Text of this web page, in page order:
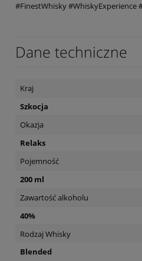
#FinestWhisky #WhiskyExperience
Dane techniczne
Kraj
Szkocja
Okazja
Relaks
Pojemność
200 ml
Zawartość alkoholu
40%
Rodzaj Whisky
Blended